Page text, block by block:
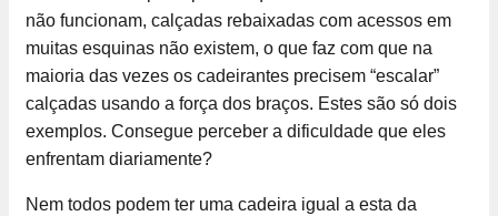
não funcionam, calçadas rebaixadas com acessos em
muitas esquinas não existem, o que faz com que na
maioria das vezes os cadeirantes precisem “escalar”
calçadas usando a força dos braços. Estes são só dois
exemplos. Consegue perceber a dificuldade que eles
enfrentam diariamente?
Nem todos podem ter uma cadeira igual a esta da